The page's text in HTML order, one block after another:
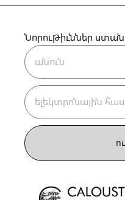
Նորութիւններ